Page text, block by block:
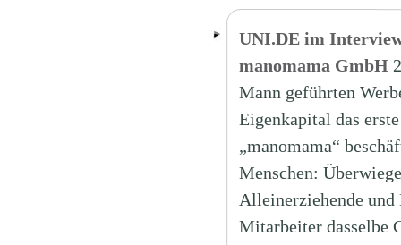
UNI.DE im
manomama GmbH
Mann geführten
Eigenkapital das
„manomama“
Menschen:
Alleinerziehende
Mitarbeiter dasselbe